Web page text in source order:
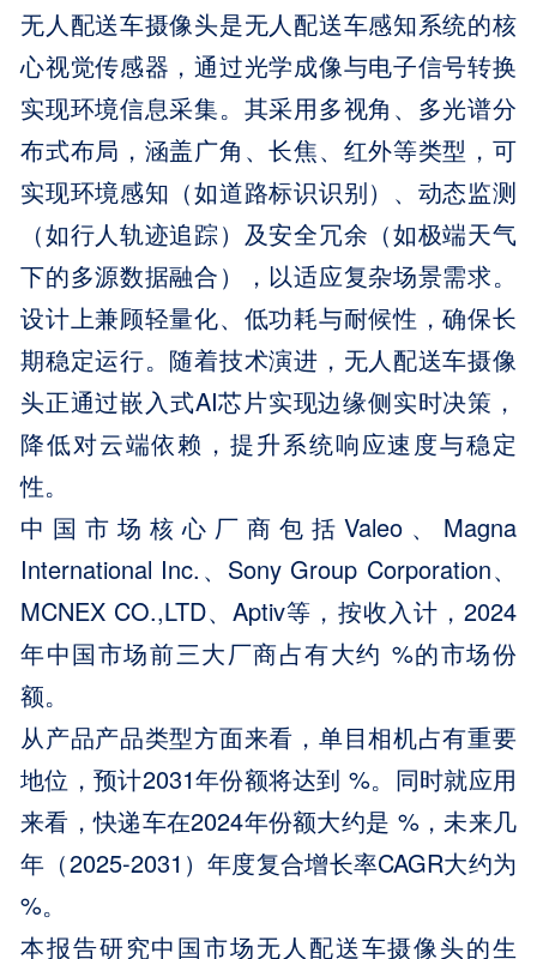
无人配送车摄像头是无人配送车感知系统的核
心视觉传感器，通过光学成像与电子信号转换
实现环境信息采集。其采用多视角、多光谱分
布式布局，涵盖广角、长焦、红外等类型，可
实现环境感知（如道路标识识别）、动态监测
（如行人轨迹追踪）及安全冗余（如极端天气
下的多源数据融合），以适应复杂场景需求。
设计上兼顾轻量化、低功耗与耐候性，确保长
期稳定运行。随着技术演进，无人配送车摄像
头正通过嵌入式AI芯片实现边缘侧实时决策，
降低对云端依赖，提升系统响应速度与稳定
性。
中国市场核心厂商包括Valeo、Magna
International Inc.、Sony Group Corporation、
MCNEX CO.,LTD、Aptiv等，按收入计，2024
年中国市场前三大厂商占有大约 %的市场份
额。
从产品产品类型方面来看，单目相机占有重要
地位，预计2031年份额将达到 %。同时就应用
来看，快递车在2024年份额大约是 %，未来几
年（2025-2031）年度复合增长率CAGR大约为
%。
本报告研究中国市场无人配送车摄像头的生